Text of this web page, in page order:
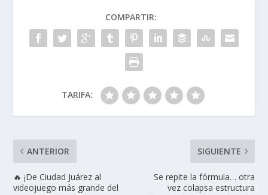
COMPARTIR:
TARIFA:
ANTERIOR
🔥 ¡De Ciudad Juárez al
videojuego más grande del
SIGUIENTE
Se repite la fórmula… otra
vez colapsa estructura